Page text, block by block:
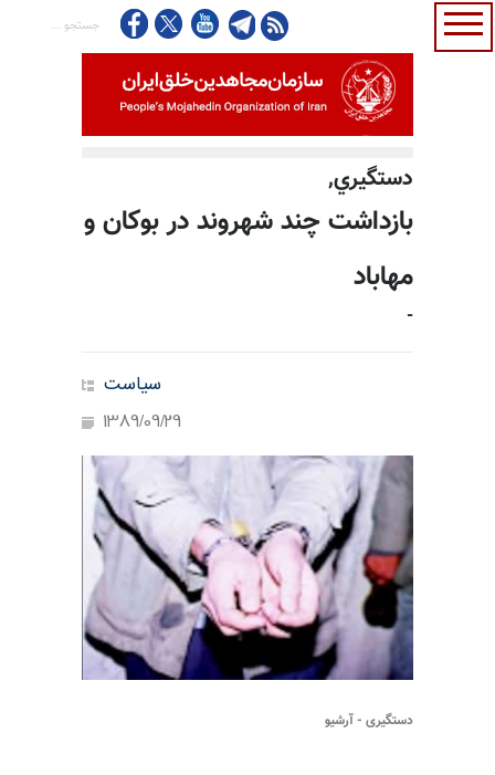
دستگيري,
بازداشت چند شهروند در بوکان و
مهاباد
-
سیاست
1389/09/29
دستگیری - آرشیو